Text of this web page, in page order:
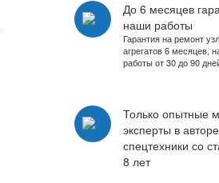
До 6 месяцев
наши работы
Гарантия на ремонт
агрегатов 6 месяцев,
работы от 30 до 90
Только опытные
эксперты в
спецтехники со
8 лет